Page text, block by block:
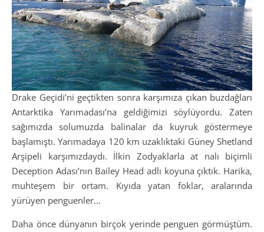
Drake Geçidi’ni geçtikten sonra karşımıza çıkan buzdağları
Antarktika Yarımadası’na geldiğimizi söylüyordu. Zaten
sağımızda solumuzda balinalar da kuyruk göstermeye
başlamıştı. Yarımadaya 120 km uzaklıktaki Güney Shetland
Arşipeli karşımızdaydı. İlkin Zodyaklarla at nalı biçimli
Deception Adası’nın Bailey Head adlı koyuna çıktık. Harika,
muhteşem bir ortam. Kıyıda yatan foklar, aralarında
yürüyen penguenler…
Daha önce dünyanın birçok yerinde penguen görmüştüm.